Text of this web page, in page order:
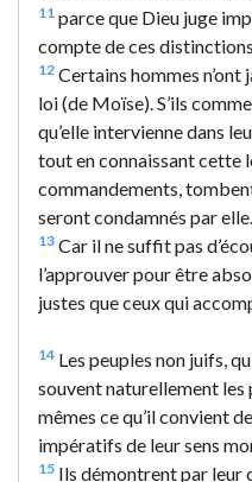
11 parce que Dieu juge
compte de ces
12 Certains hommes n’ont
loi (de Moïse). S’ils
qu’elle intervienne dans
tout en connaissant cette
commandements,
seront condamnés par elle.
13 Car il ne suffit pas
l’approuver pour être
justes que ceux qui
14 Les peuples non juifs,
souvent naturellement les
mêmes ce qu’il convient
impératifs de leur sens
15 Ils démontrent par leur